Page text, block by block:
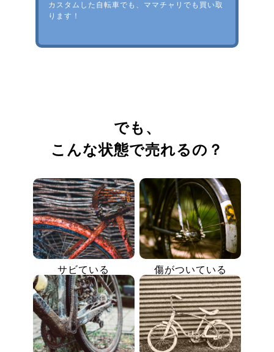
カスタムした自転車でも、ママチャリでも買い取
ります！
でも、
こんな状態で売れるの？
サビている 傷がついている